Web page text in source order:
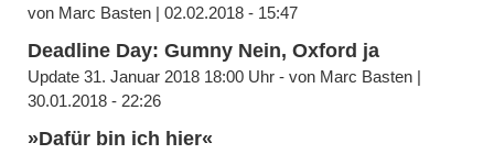
von Marc Basten | 02.02.2018 - 15:47
Deadline Day: Gumny Nein, Oxford ja
Update 31. Januar 2018 18:00 Uhr - von Marc Basten |
30.01.2018 - 22:26
»Dafür bin ich hier«